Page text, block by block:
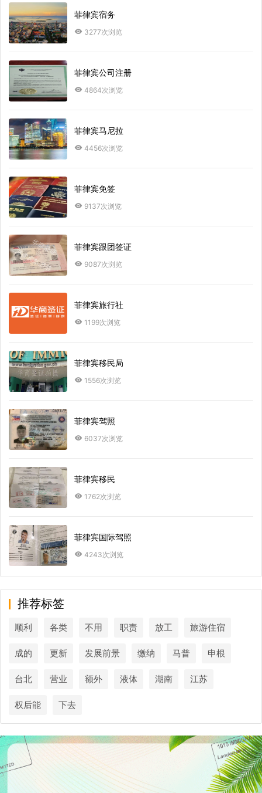
菲律宾宿务
3277次浏览
菲律宾公司注册
4864次浏览
菲律宾马尼拉
4456次浏览
菲律宾免签
9137次浏览
菲律宾跟团签证
9087次浏览
菲律宾旅行社
1199次浏览
菲律宾移民局
1556次浏览
菲律宾驾照
6037次浏览
菲律宾移民
1762次浏览
菲律宾国际驾照
4243次浏览
推荐标签
顺利 各类 不用 职责 放工 旅游住宿
成的 更新 发展前景 缴纳 马普 申根
台北 营业 额外 液体 湖南 江苏
权后能 下去